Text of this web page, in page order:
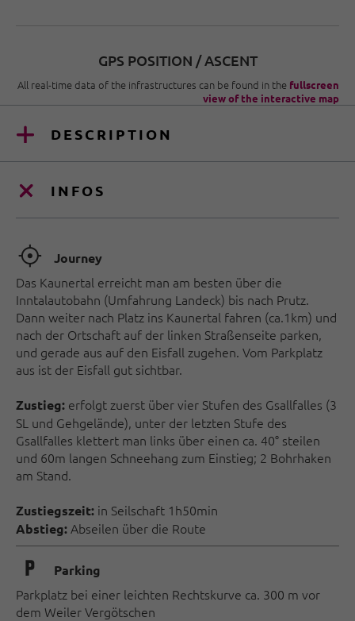
GPS POSITION / ASCENT
All real-time data of the infrastructures can be found in the fullscreen
view of the interactive map
DESCRIPTION
INFOS
🞞 Journey
Das Kaunertal erreicht man am besten über die
Inntalautobahn (Umfahrung Landeck) bis nach Prutz.
Dann weiter nach Platz ins Kaunertal fahren (ca.1km) und
nach der Ortschaft auf der linken Straßenseite parken,
und gerade aus auf den Eisfall zugehen. Vom Parkplatz
aus ist der Eisfall gut sichtbar.
Zustieg: erfolgt zuerst über vier Stufen des Gsallfalles (3
SL und Gehgelände), unter der letzten Stufe des
Gsallfalles klettert man links über einen ca. 40° steilen
und 60m langen Schneehang zum Einstieg; 2 Bohrhaken
am Stand.
Zustiegszeit: in Seilschaft 1h50min
Abstieg: Abseilen über die Route
🐈 Parking
Parkplatz bei einer leichten Rechtskurve ca. 300 m vor
dem Weiler Vergötschen